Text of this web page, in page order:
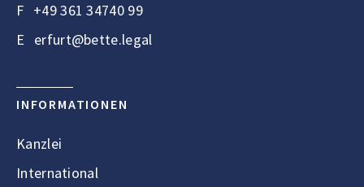
F +49 361 34740 99
E erfurt@bette.legal
INFORMATIONEN
Kanzlei
International